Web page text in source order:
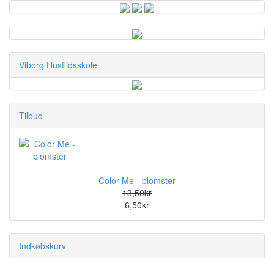
Viborg Husflidsskole
Tilbud
Color Me - blomster
13,50kr
6,50kr
Indkøbskurv